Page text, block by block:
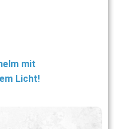
mit
Licht!